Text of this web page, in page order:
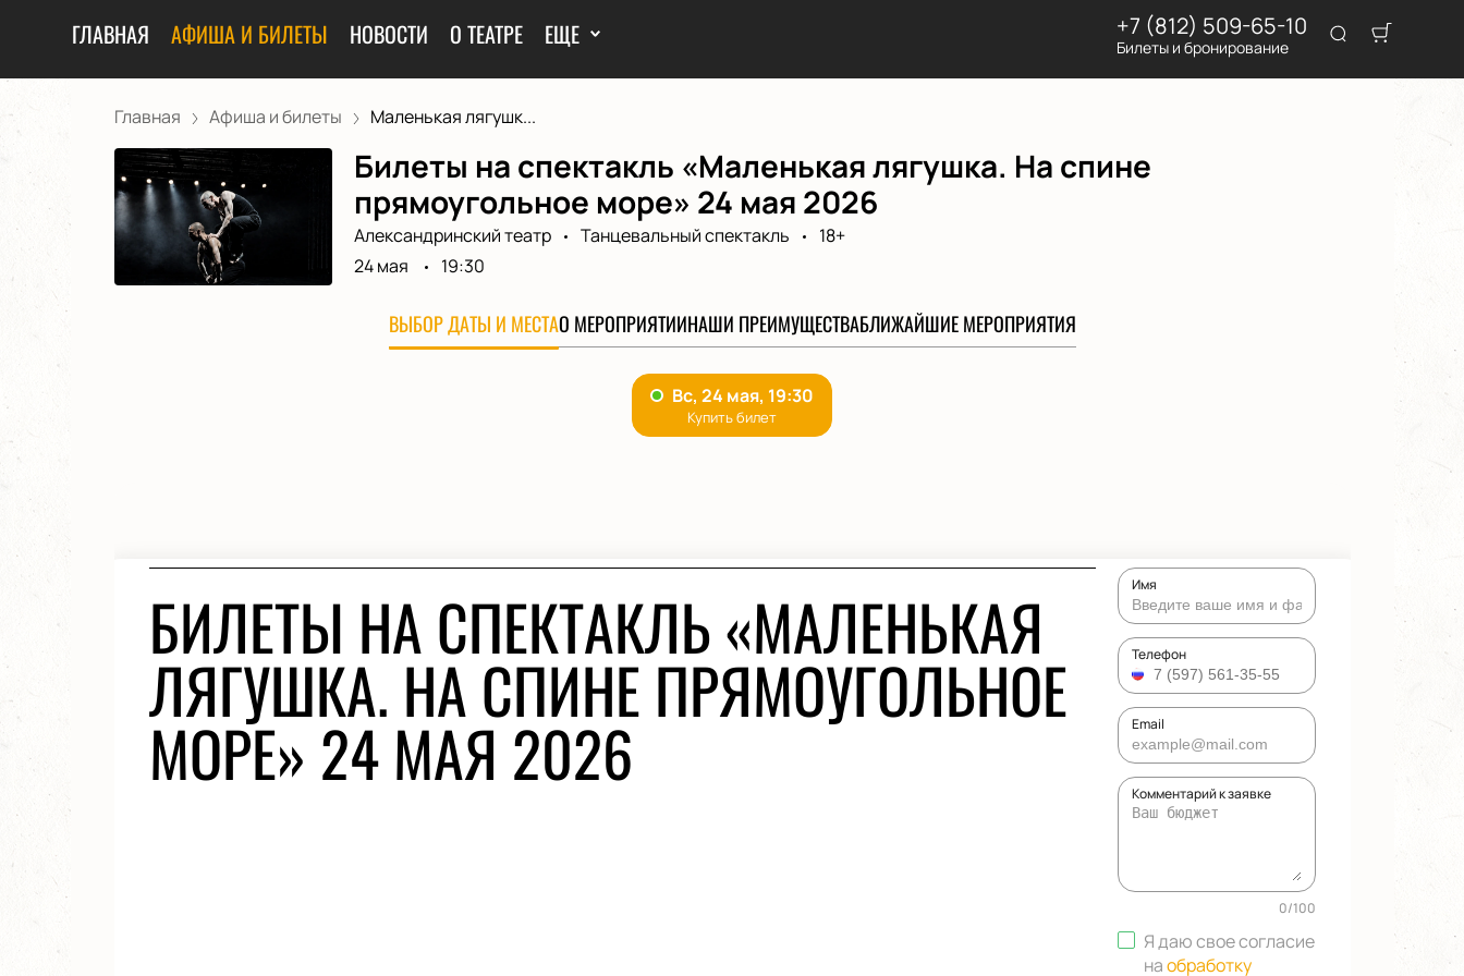
ГЛАВНАЯ АФИША И БИЛЕТЫ НОВОСТИ О ТЕАТРЕ ЕЩЕ +7 (812) 509-65-10
Билеты и бронирование
Главная Афиша и билеты Маленькая лягушк...
Билеты на спектакль «Маленькая лягушка. На спине
прямоугольное море» 24 мая 2026
Александринский театр Танцевальный спектакль
18+
24 мая
19:30
ВЫБОР ДАТЫ И МЕСТАО МЕРОПРИЯТИИНАШИ ПРЕИМУЩЕСТВАБЛИЖАЙШИЕ МЕРОПРИЯТИЯ
БИЛЕТЫ НА СПЕКТАКЛЬ «МАЛЕНЬКАЯ
ЛЯГУШКА. НА СПИНЕ ПРЯМОУГОЛЬНОЕ
МОРЕ» 24 МАЯ 2026
Имя
Телефон
Email
Комментарий к заявке
0/100
Я даю свое согласие
наобработку